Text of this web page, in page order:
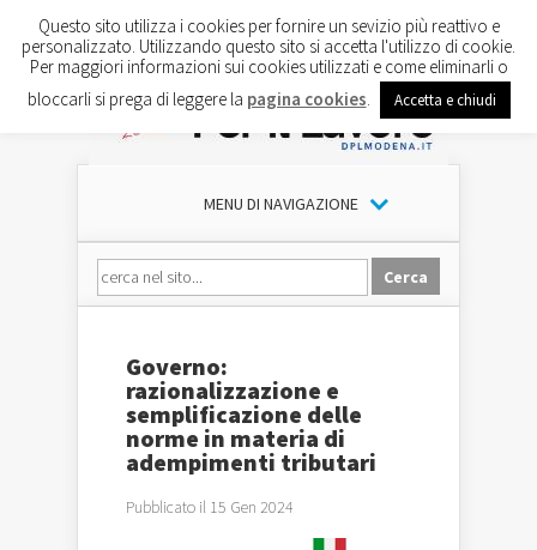
MENU DI NAVIGAZIONE
Governo:
razionalizzazione e
semplificazione delle
norme in materia di
adempimenti tributari
Pubblicato il 15 Gen 2024
Questo sito utilizza i cookies per fornire un sevizio più reattivo e
personalizzato. Utilizzando questo sito si accetta l'utilizzo di cookie.
Per maggiori informazioni sui cookies utilizzati e come eliminarli o
bloccarli si prega di leggere la pagina cookies Accetta e chiudi